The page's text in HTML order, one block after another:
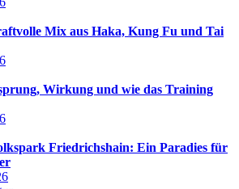
Mix aus Haka, Kung Fu und Tai
Wirkung und wie das Training
Friedrichshain: Ein Paradies für